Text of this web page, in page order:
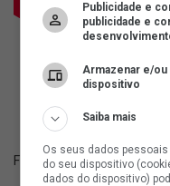
Fonte:Canal no YouTube
Publicidade e
publicidade e
Armazenar e/
dispositivo
Saiba mais
Os seus dados
do seu dispositivo
dados do dispositivo)